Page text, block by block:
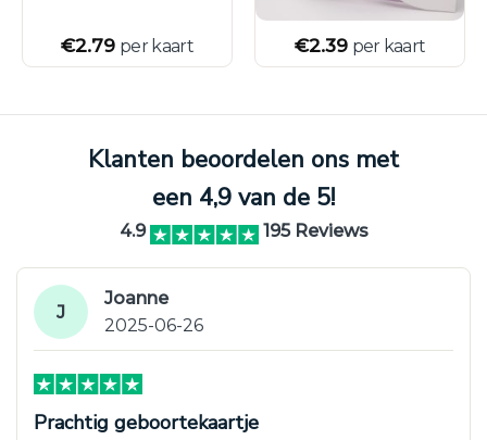
€2.79 per kaart €2.39 per kaart
Klanten beoordelen ons met
een 4,9 van de 5!
4.9 195 Reviews
J
Joanne
2025-06-26
Prachtig geboortekaartje